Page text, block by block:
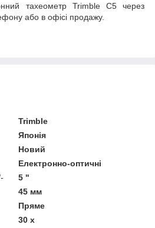
тахеометр Trimble C5 через
або в офісі продажу.
Trimble
Японія
Новий
Електронно-оптичні
5 "
45 мм
Пряме
30 х